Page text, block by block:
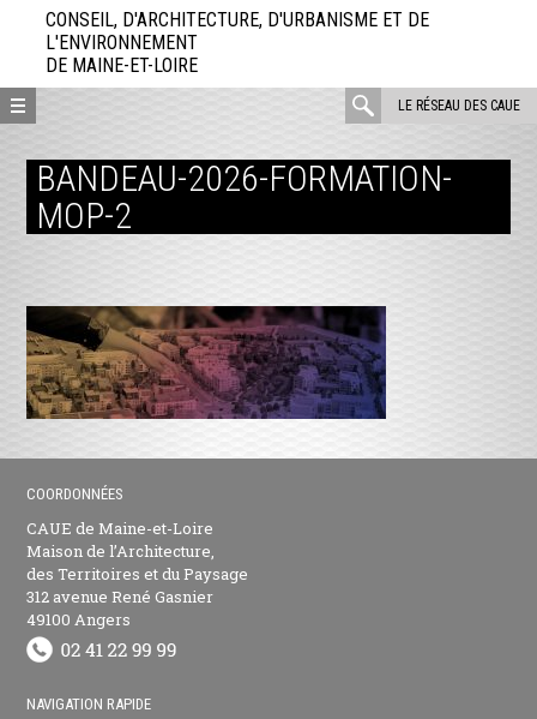
directement
contenu
CONSEIL, D'ARCHITECTURE, D'URBANISME ET DE
L'ENVIRONNEMENT
DE MAINE-ET-LOIRE
LE RÉSEAU DES CAUE
rechercher
BANDEAU-2026-FORMATION-
MOP-2
COORDONNÉES
CAUE de Maine-et-Loire
Maison de l’Architecture,
des Territoires et du Paysage
312 avenue René Gasnier
49100 Angers
NAVIGATION RAPIDE